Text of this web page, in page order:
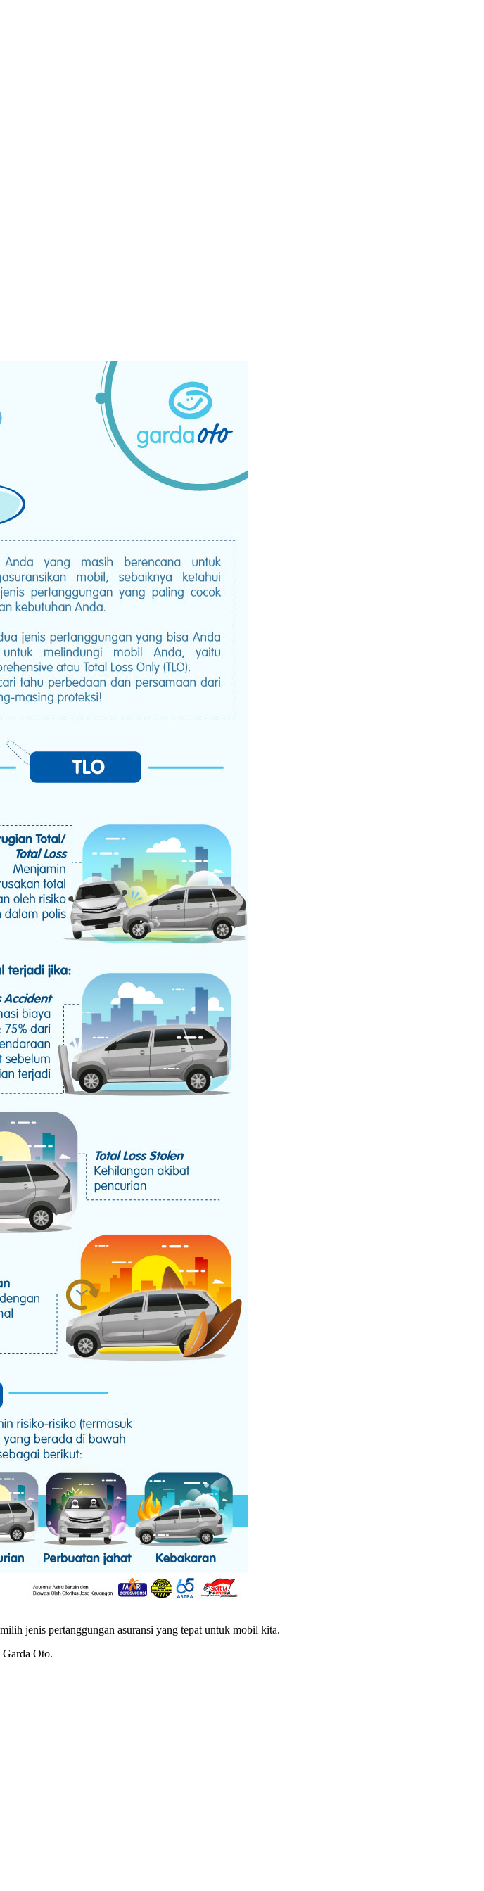
jenis pertanggungan asuransi yang tepat untuk mobil kita.
Garda Oto.